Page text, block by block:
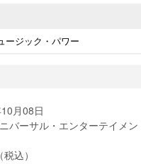
ージック・パワー
月08日
バーサル・エンターテイメン
込）